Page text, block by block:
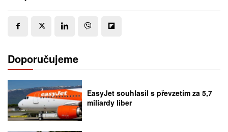
Doporučujeme
EasyJet souhlasil s převzetím za 5,7
miliardy liber